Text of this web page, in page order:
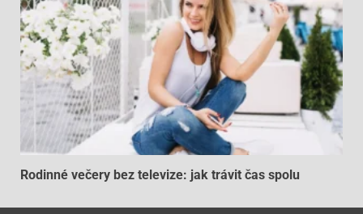
Rodinné večery bez televize: jak trávit čas spolu